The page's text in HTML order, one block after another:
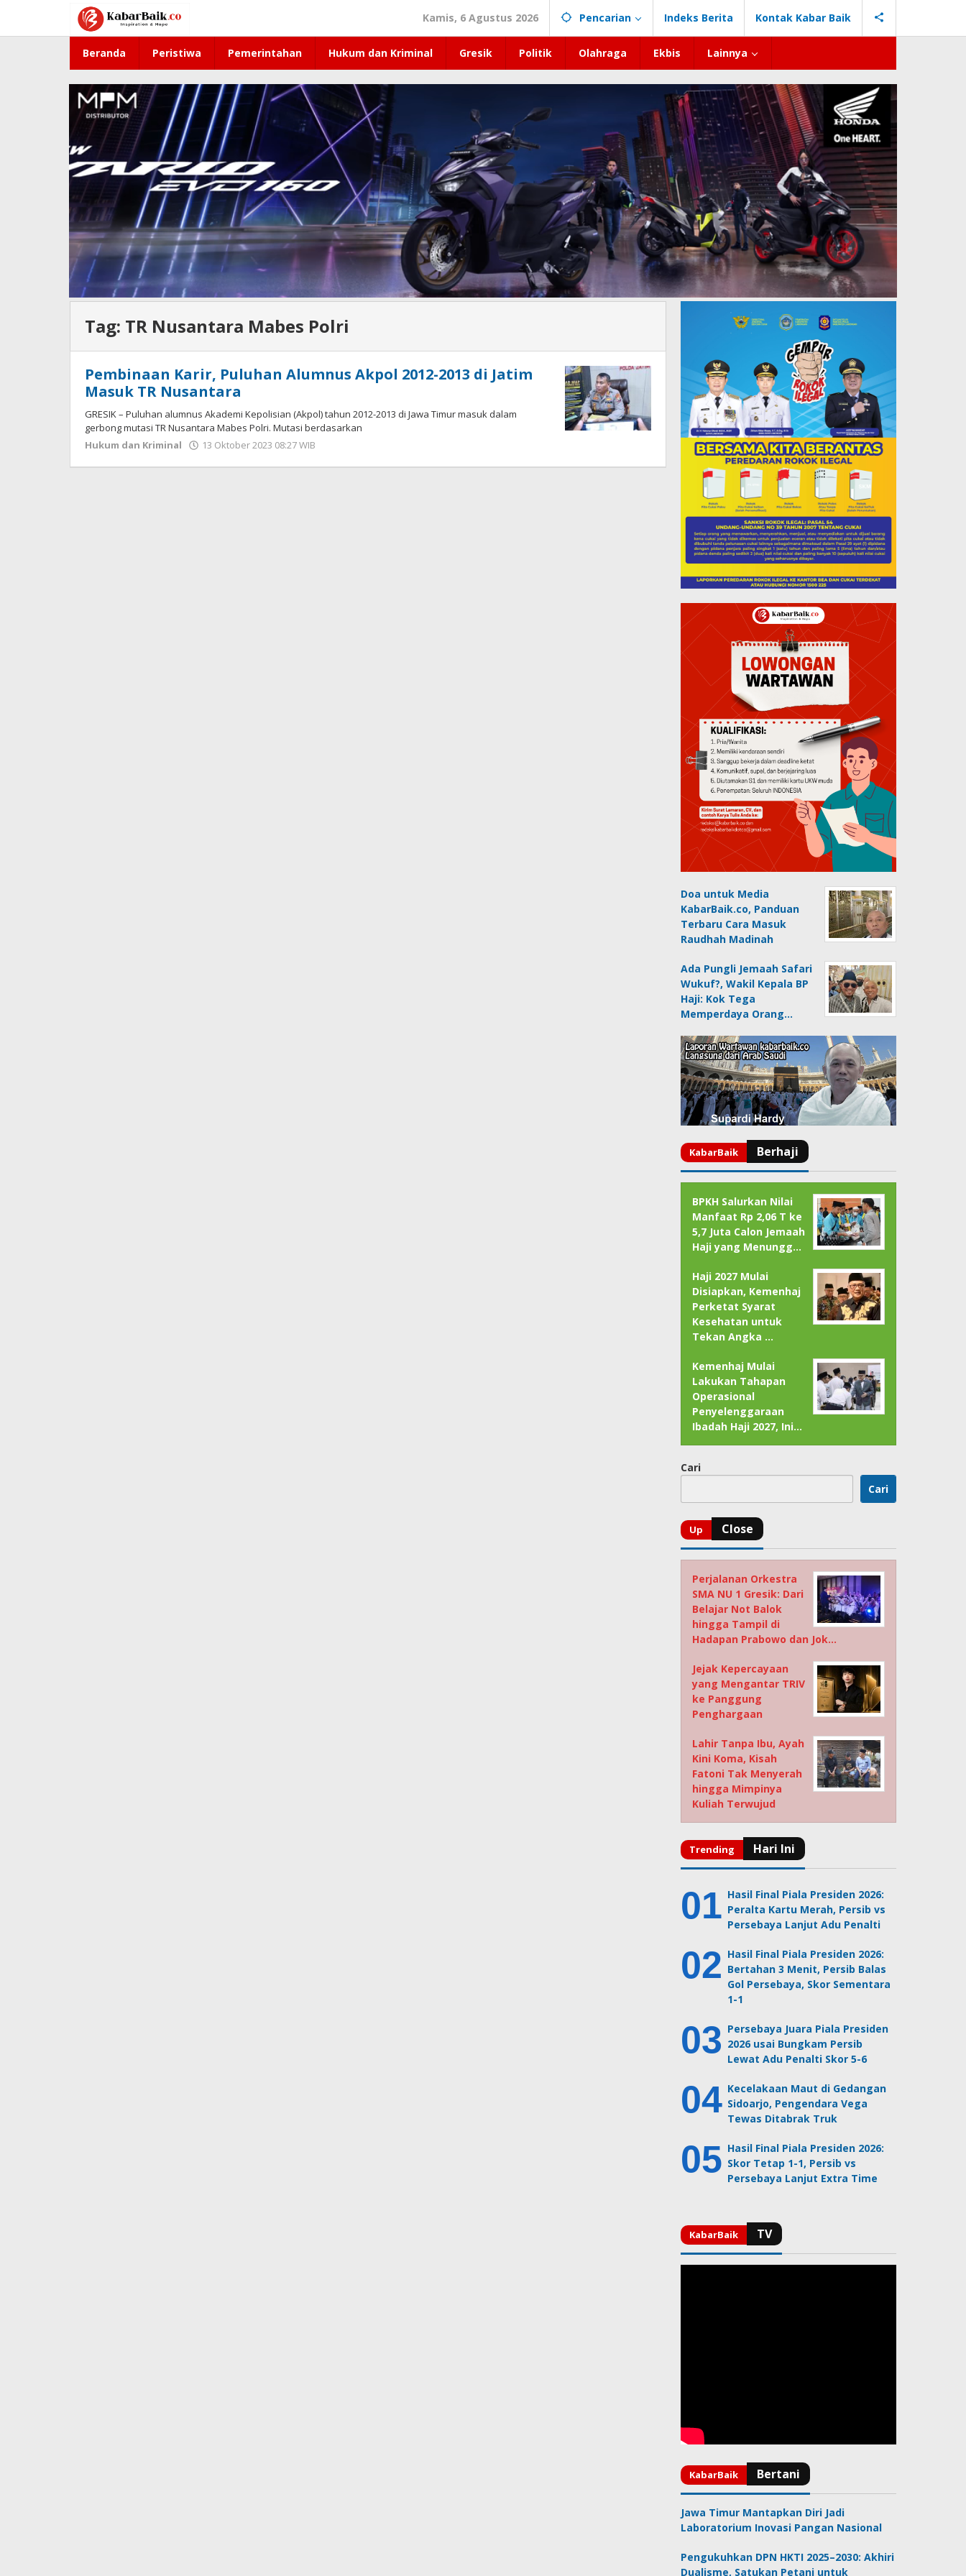
konten
Kamis, 6 Agustus 2026 Pencarian Indeks Berita Kontak Kabar Baik
Beranda Peristiwa Pemerintahan Hukum dan Kriminal Gresik Politik Olahraga Ekbis Lainnya
Tag: TR Nusantara Mabes Polri
Pembinaan Karir, Puluhan Alumnus Akpol 2012-2013 di Jatim
Masuk TR Nusantara
GRESIK – Puluhan alumnus Akademi Kepolisian (Akpol) tahun 2012-2013 di Jawa Timur masuk dalam
gerbong mutasi TR Nusantara Mabes Polri. Mutasi berdasarkan
Hukum dan Kriminal
13 Oktober 2023 08:27 WIB
Doa untuk Media
KabarBaik.co, Panduan
Terbaru Cara Masuk
Raudhah Madinah
Ada Pungli Jemaah Safari
Wukuf?, Wakil Kepala BP
Haji: Kok Tega
Memperdaya Orang…
BPKH Salurkan Nilai
Manfaat Rp 2,06 T ke
5,7 Juta Calon Jemaah
Haji yang Menungg…
Haji 2027 Mulai
Disiapkan, Kemenhaj
Perketat Syarat
Kesehatan untuk
Tekan Angka …
Kemenhaj Mulai
Lakukan Tahapan
Operasional
Penyelenggaraan
Ibadah Haji 2027, Ini…
Cari
Cari
Perjalanan Orkestra
SMA NU 1 Gresik: Dari
Belajar Not Balok
hingga Tampil di
Hadapan Prabowo dan Jok…
Jejak Kepercayaan
yang Mengantar TRIV
ke Panggung
Penghargaan
Lahir Tanpa Ibu, Ayah
Kini Koma, Kisah
Fatoni Tak Menyerah
hingga Mimpinya
Kuliah Terwujud
Hasil Final Piala Presiden 2026:
Peralta Kartu Merah, Persib vs
Persebaya Lanjut Adu Penalti
Hasil Final Piala Presiden 2026:
Bertahan 3 Menit, Persib Balas
Gol Persebaya, Skor Sementara
1-1
Persebaya Juara Piala Presiden
2026 usai Bungkam Persib
Lewat Adu Penalti Skor 5-6
Kecelakaan Maut di Gedangan
Sidoarjo, Pengendara Vega
Tewas Ditabrak Truk
Hasil Final Piala Presiden 2026:
Skor Tetap 1-1, Persib vs
Persebaya Lanjut Extra Time
Jawa Timur Mantapkan Diri Jadi
Laboratorium Inovasi Pangan Nasional
Pengukuhkan DPN HKTI 2025–2030: Akhiri
Dualisme, Satukan Petani untuk